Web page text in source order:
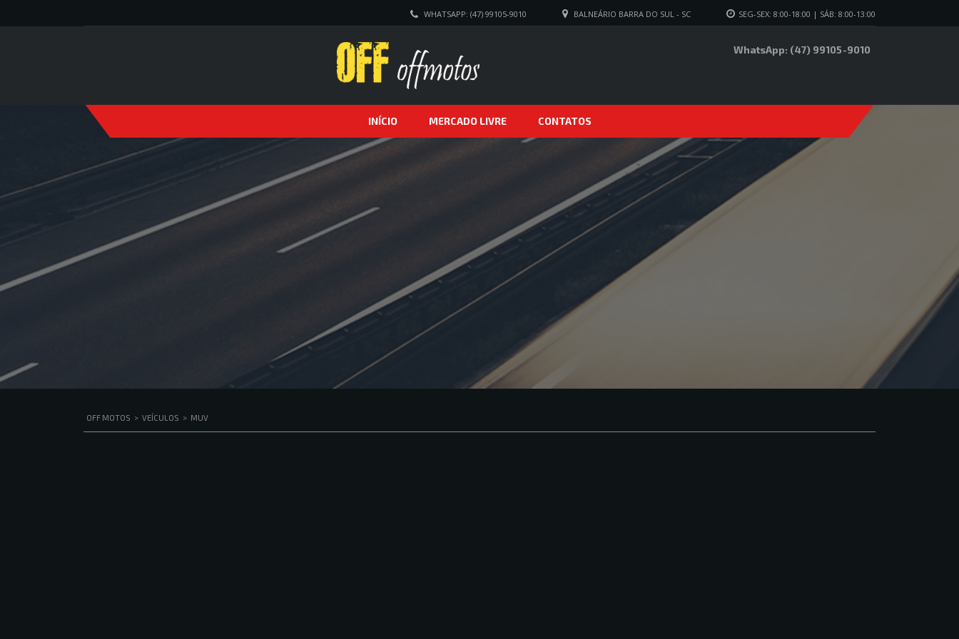
SEG-SEX: 8:00-18:00 | SÁB: 8:00-13:00
BALNEÁRIO BARRA DO SUL - SC
WHATSAPP: (47) 99105-9010
WhatsApp: (47) 99105-9010
INÍCIO MERCADO LIVRE CONTATOS
OFF MOTOS > VEÍCULOS > MUV